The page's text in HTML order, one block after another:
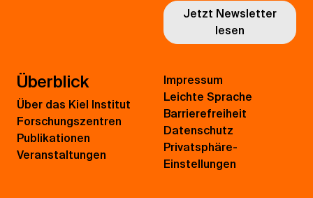
Jetzt Newsletter
lesen
Überblick
Über das Kiel Institut
Forschungszentren
Publikationen
Veranstaltungen
Impressum
Leichte Sprache
Barrierefreiheit
Datenschutz
Privatsphäre-
Einstellungen